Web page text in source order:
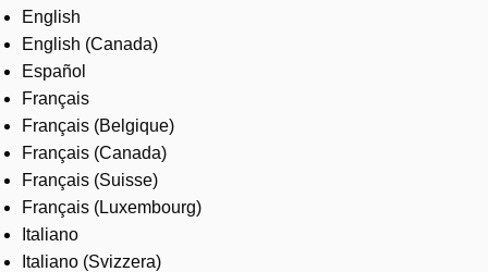
Careers
English
English (Canada)
Español
Français
Français (Belgique)
Français (Canada)
Français (Suisse)
Français (Luxembourg)
Italiano
Italiano (Svizzera)